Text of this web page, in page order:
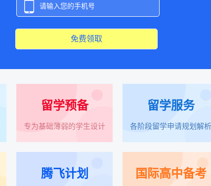
免费领取
留学预备
专为基础薄弱的学生设计
留学服务
各阶段留学申请规划解析
腾飞计划 国际高中备考